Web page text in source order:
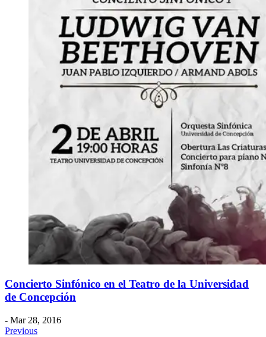
Concierto Sinfónico en el Teatro de la Universidad
de Concepción
- Mar 28, 2016
Previous